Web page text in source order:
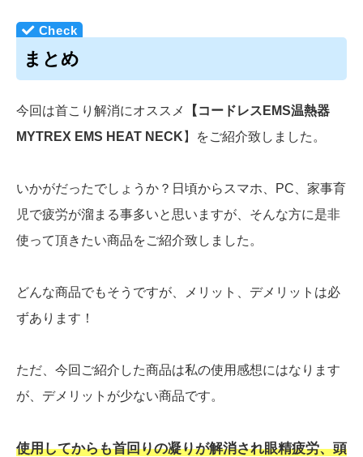
まとめ
今回は首こり解消にオススメ
【コードレスEMS温熱器
MYTREX EMS HEAT NECK 】をご紹介致しました。
いかがだったでしょうか？日頃からスマホ、PC、家事育
児で疲労が溜まる事多いと思いますが、そんな方に是非
使って頂きたい商品をご紹介致しました。
どんな商品でもそうですが、メリット、デメリットは必
ずあります！
ただ、今回ご紹介した商品は私の使用感想にはなります
が、デメリットが少ない商品です。
使用してからも首回りの凝りが解消され眼精疲労、頭